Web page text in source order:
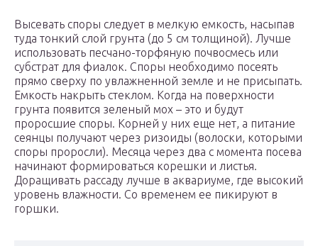
Высевать споры следует в мелкую емкость, насыпав
туда тонкий слой грунта (до 5 см толщиной). Лучше
использовать песчано-торфяную почвосмесь или
субстрат для фиалок. Споры необходимо посеять
прямо сверху по увлажненной земле и не присыпать.
Емкость накрыть стеклом. Когда на поверхности
грунта появится зеленый мох – это и будут
проросшие споры. Корней у них еще нет, а питание
сеянцы получают через ризоиды (волоски, которыми
споры проросли). Месяца через два с момента посева
начинают формироваться корешки и листья.
Доращивать рассаду лучше в аквариуме, где высокий
уровень влажности. Со временем ее пикируют в
горшки.